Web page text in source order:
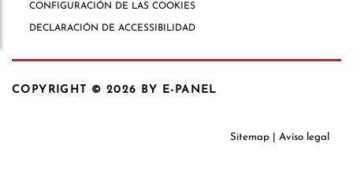
CONFIGURACIÓN DE LAS COOKIES
DECLARACIÓN DE ACCESSIBILIDAD
COPYRIGHT © 2026 BY E-PANEL
Sitemap Aviso legal